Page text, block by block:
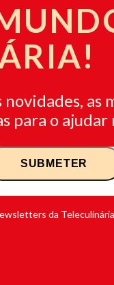
as
para o ajudar
da